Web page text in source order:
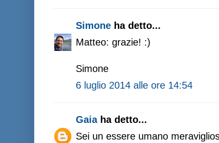
Simone ha detto...
Matteo: grazie! :)
Simone
6 luglio 2014 alle ore 14:54
Gaiaha detto...
Sei un essere umano